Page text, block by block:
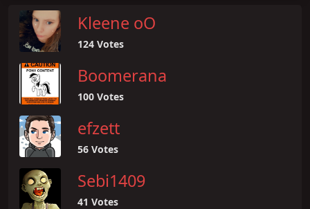
Kleene oO
124 Votes
Boomerana
100 Votes
efzett
56 Votes
Sebi1409
41 Votes